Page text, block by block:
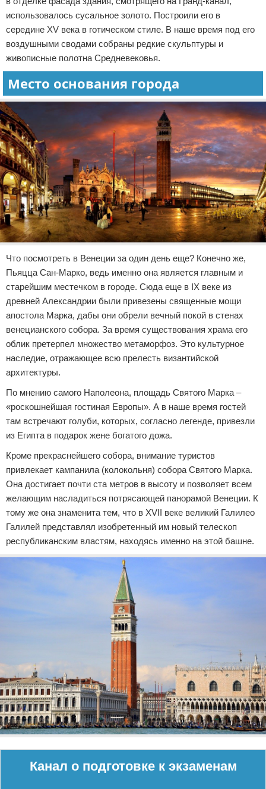
использовалось сусальное золото. Построили его в
середине XV века в готическом стиле. В наше время под его
воздушными сводами собраны редкие скульптуры и
живописные полотна Средневековья.
Место основания города
Что посмотреть в Венеции за один день еще? Конечно же,
Пьяцца Сан-Марко, ведь именно она является главным и
старейшим местечком в городе. Сюда еще в IX веке из
древней Александрии были привезены священные мощи
апостола Марка, дабы они обрели вечный покой в стенах
венецианского собора. За время существования храма его
облик претерпел множество метаморфоз. Это культурное
наследие, отражающее всю прелесть византийской
архитектуры.
По мнению самого Наполеона, площадь Святого Марка –
«роскошнейшая гостиная Европы». А в наше время гостей
там встречают голуби, которых, согласно легенде, привезли
из Египта в подарок жене богатого дожа.
Кроме прекраснейшего собора, внимание туристов
привлекает кампанила (колокольня) собора Святого Марка.
Она достигает почти ста метров в высоту и позволяет всем
желающим насладиться потрясающей панорамой Венеции. К
тому же она знаменита тем, что в XVII веке великий Галилео
Галилей представлял изобретенный им новый телескоп
республиканским властям, находясь именно на этой башне.
Канал о подготовке к экзаменам